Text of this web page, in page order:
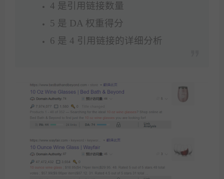
4 是引用链接数量
5 是 DA 权重得分
6 是 4 引用链接的详细分析